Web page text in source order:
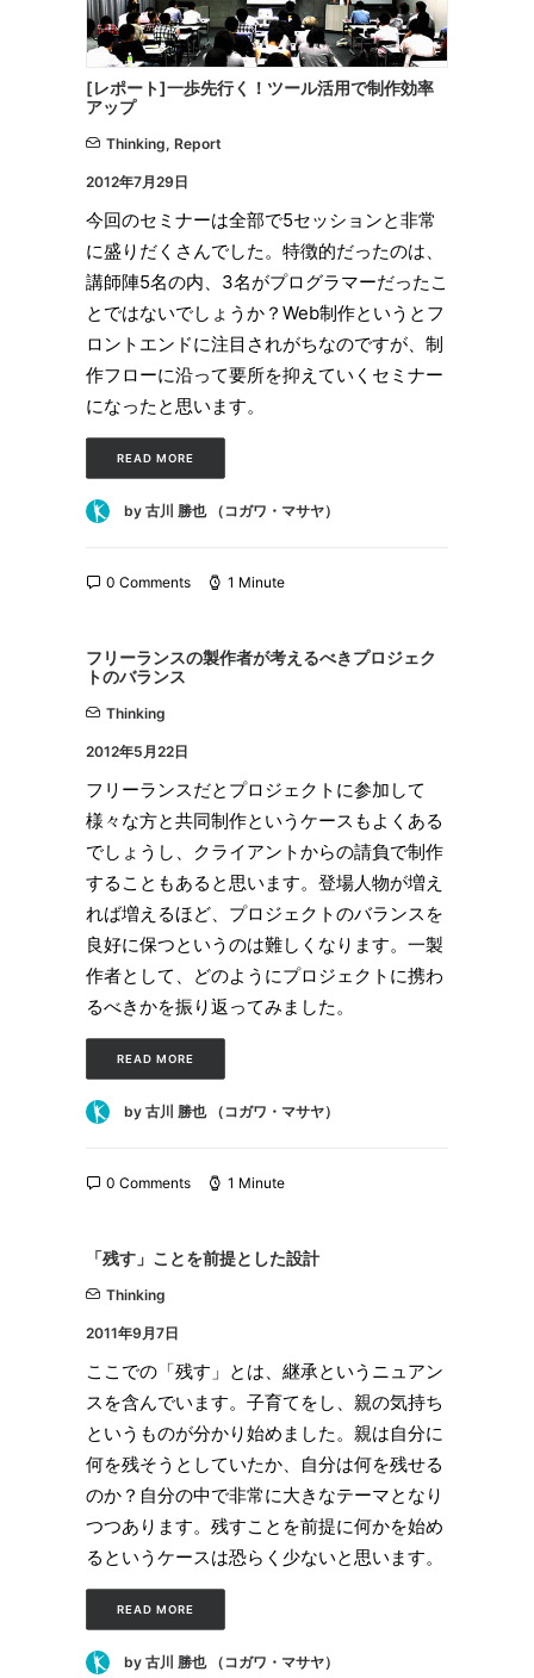
[レポート]一歩先行く！ツール活用で制作効率
アップ
Thinking, Report
2012年7月29日
今回のセミナーは全部で5セッションと非常
に盛りだくさんでした。特徴的だったのは、
講師陣5名の内、3名がプログラマーだったこ
とではないでしょうか？Web制作というとフ
ロントエンドに注目されがちなのですが、制
作フローに沿って要所を抑えていくセミナー
になったと思います。
READ MORE
by 古川 勝也 （コガワ・マサヤ）
0 Comments 1 Minute
フリーランスの製作者が考えるべきプロジェク
トのバランス
Thinking
2012年5月22日
フリーランスだとプロジェクトに参加して
様々な方と共同制作というケースもよくある
でしょうし、クライアントからの請負で制作
することもあると思います。登場人物が増え
れば増えるほど、プロジェクトのバランスを
良好に保つというのは難しくなります。一製
作者として、どのようにプロジェクトに携わ
るべきかを振り返ってみました。
READ MORE
by 古川 勝也 （コガワ・マサヤ）
0 Comments 1 Minute
「残す」ことを前提とした設計
Thinking
2011年9月7日
ここでの「残す」とは、継承というニュアン
スを含んでいます。子育てをし、親の気持ち
というものが分かり始めました。親は自分に
何を残そうとしていたか、自分は何を残せる
のか？自分の中で非常に大きなテーマとなり
つつあります。残すことを前提に何かを始め
るというケースは恐らく少ないと思います。
READ MORE
by 古川 勝也 （コガワ・マサヤ）